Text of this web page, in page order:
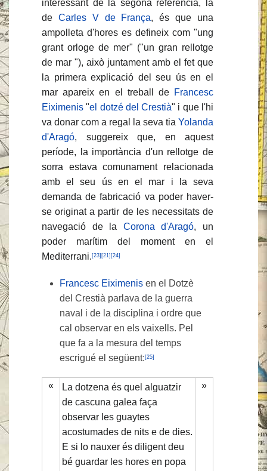
interessant de la segona referència, la
de Carles V de França, és que una
ampolleta d'hores es defineix com "ung
grant orloge de mer" ("un gran rellotge
de mar "), això juntament amb el fet que
la primera explicació del seu ús en el
mar apareix en el treball de Francesc
Eiximenis "el dotzé del Crestià" i que l'hi
va donar com a regal la seva tia Yolanda
d'Aragó, suggereix que, en aquest
període, la importància d'un rellotge de
sorra estava comunament relacionada
amb el seu ús en el mar i la seva
demanda de fabricació va poder haver-
se originat a partir de les necessitats de
navegació de la Corona d'Aragó, un
poder marítim del moment en el
Mediterrani. [23] [21] [24]
Francesc Eiximenis en el Dotzè
del Crestià parlava de la guerra
naval i de la disciplina i ordre que
cal observar en els vaixells. Pel
que fa a la mesura del temps
escrigué el següent: [25]
«
La dotzena és quel alguatzir
de cascuna galea faça
observar les guaytes
acostumades de nits e de dies.
E si lo nauxer és diligent deu
bé guardar les hores en popa
»